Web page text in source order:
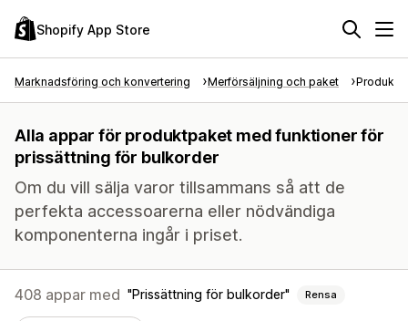
Shopify App Store
Marknadsföring och konvertering Merförsäljning och paket
Alla appar för produktpaket med funktioner för
prissättning för bulkorder
Om du vill sälja varor tillsammans så att de
perfekta accessoarerna eller nödvändiga
komponenterna ingår i priset.
408 appar med Prissättning för bulkorder Rensa